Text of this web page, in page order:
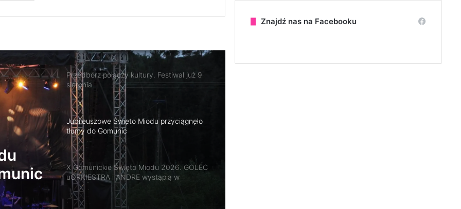
i
Jubileuszowe Święto Miodu przyciągnęło
tłumy do Gomunic
X Gomunickie Święto Miodu 2026. GOLEC
uORKIESTRA i ANDRE wystąpią w
Gomunicach
Historia kościoła św. Marii Magdaleny
tematem kolejnej „Niedzieli z historią”
Znajdź nas na Facebooku